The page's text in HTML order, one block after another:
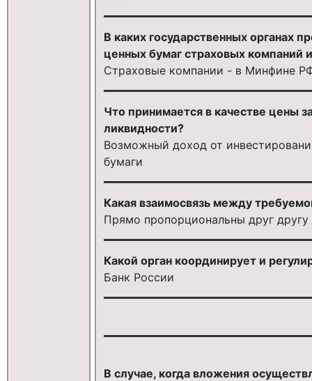
В каких государственных органах
ценных бумаг страховых компаний
Страховые компании - в Минфине
Что принимается в качестве цены
ликвидности?
Возможный доход от
бумаги
Какая взаимосвязь между
Прямо пропорциональны друг другу
Какой орган координирует и
Банк России
В случае, когда вложения